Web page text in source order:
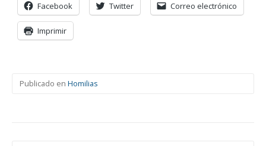
Facebook Twitter Correo electrónico
Imprimir
Publicado en Homilias